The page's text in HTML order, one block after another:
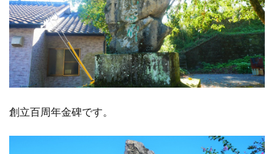
創立百周年金碑です。